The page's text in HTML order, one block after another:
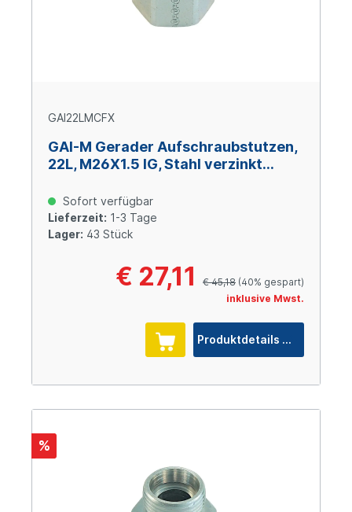
GAI22LMCFX
GAI-M Gerader Aufschraubstutzen,
22L, M26X1.5 IG, Stahl verzinkt
Sofort verfügbar
Lieferzeit: 1-3 Tage
Lager: 43 Stück
€ 27,11 € 45,18 (40% gespart)
inklusive Mwst.
Produktdetails
%